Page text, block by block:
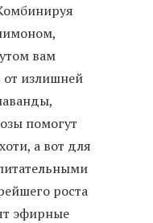
вам
от излишней
помогут
а вот для
роста
эфирные